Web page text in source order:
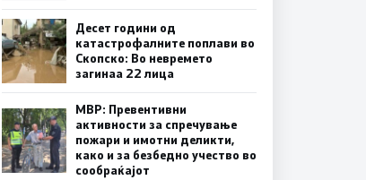
Десет години од
катастрофалните поплави во
Скопско: Во невремето
загинаа 22 лица
МВР: Превентивни
активности за спречување
пожари и имотни деликти,
како и за безбедно учество во
сообраќајот